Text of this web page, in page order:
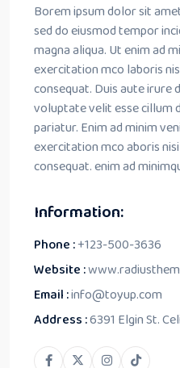
Borem ipsum dolor sit
sed do eiusmod tempor
magna aliqua. Ut enim ad
exercitation mco laboris
consequat. Duis aute irure
voluptate velit esse cillum
pariatur. Enim ad minim
exercitation mco aboris
consequat. enim ad
Information:
Phone :+123-500-3636
Website :
Email :info@toyup.com
Address :6391 Elgin St.